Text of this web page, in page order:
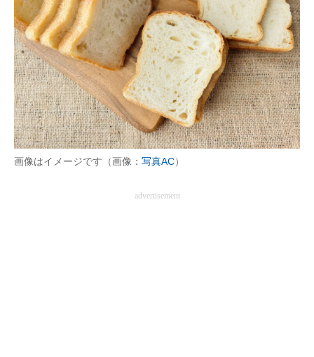
画像はイメージです（画像： 写真AC）
advertisement